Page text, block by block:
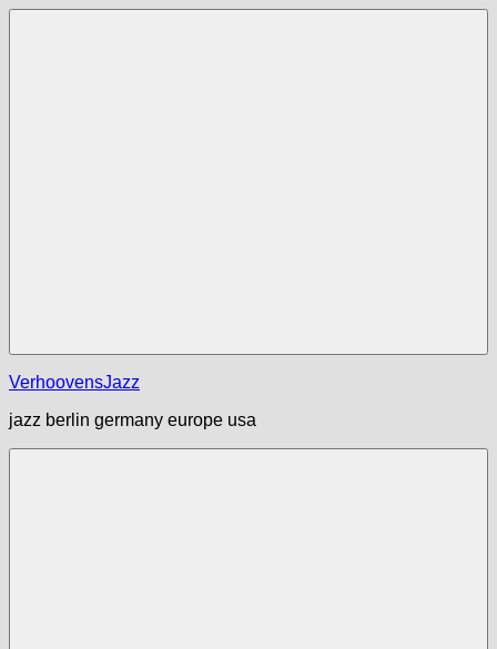
Zum
VerhoovensJazz
jazz berlin germany europe usa